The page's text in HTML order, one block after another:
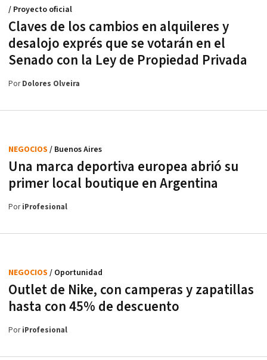
Claves de los cambios en alquileres y
desalojo exprés que se votarán en el
Senado con la Ley de Propiedad Privada
/ Proyecto oficial
PorDolores Olveira
Una marca deportiva europea abrió su
primer local boutique en Argentina
NEGOCIOS / Buenos Aires
PoriProfesional
Outlet de Nike, con camperas y zapatillas
hasta con 45% de descuento
NEGOCIOS / Oportunidad
PoriProfesional